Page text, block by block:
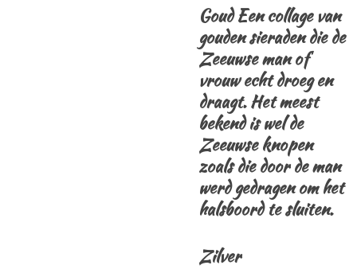
Goud Een collage van
gouden sieraden die de
Zeeuwse man of
vrouw echt droeg en
draagt. Het meest
bekend is wel de
Zeeuwse knopen
zoals die door de man
werd gedragen om het
halsboord te sluiten.
Zilver